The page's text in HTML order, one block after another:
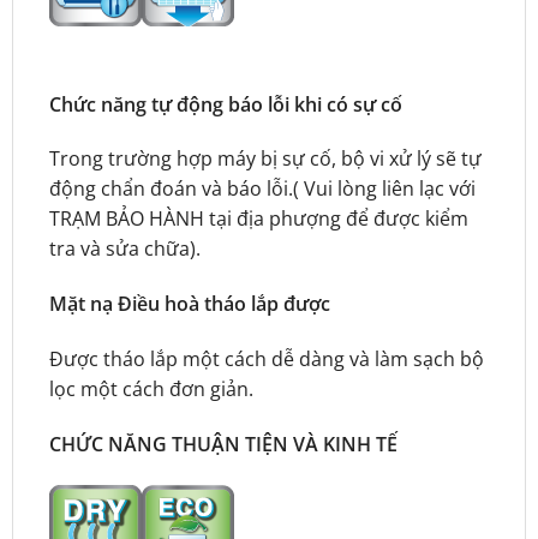
Chức năng tự động báo lỗi khi có sự cố
Trong trường hợp máy bị sự cố, bộ vi xử lý sẽ tự
động chẩn đoán và báo lỗi.( Vui lòng liên lạc với
TRẠM BẢO HÀNH tại địa phượng để được kiểm
tra và sửa chữa).
Mặt nạ Điều hoà tháo lắp được
Được tháo lắp một cách dễ dàng và làm sạch bộ
lọc một cách đơn giản.
CHỨC NĂNG THUẬN TIỆN VÀ KINH TẾ